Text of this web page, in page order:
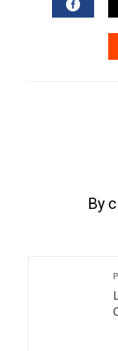
By